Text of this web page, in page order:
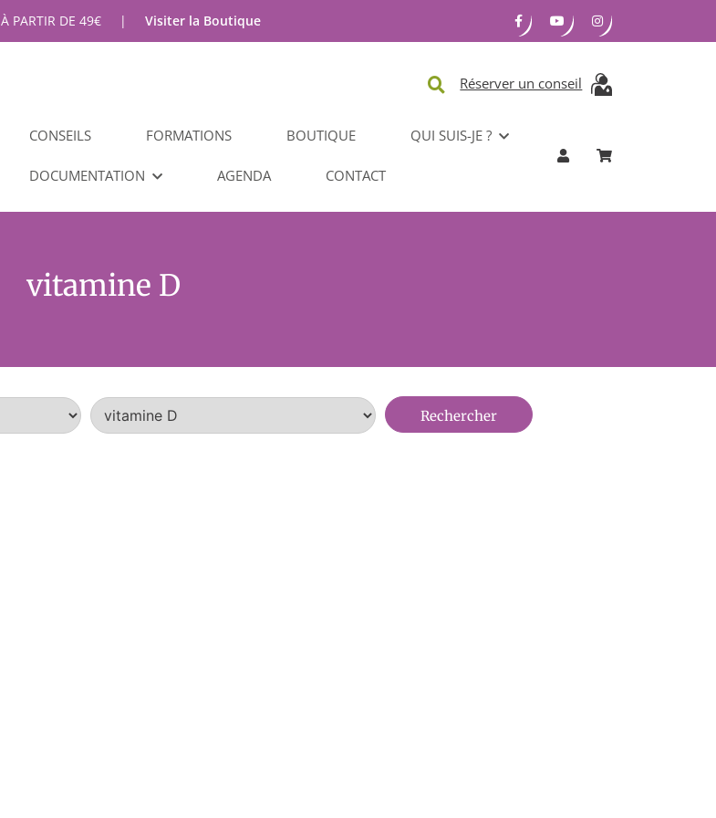
À PARTIR DE 49€ | Visiter la Boutique
Réserver un conseil
CONSEILS FORMATIONS BOUTIQUE QUI SUIS-JE ?
DOCUMENTATION AGENDA CONTACT
vitamine D